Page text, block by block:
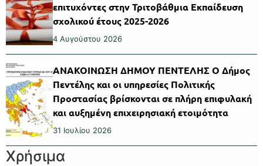
επιτυχόντες στην Τριτοβάθμια Εκπαίδευση
σχολικού έτους 2025-2026
4 Αυγούστου 2026
ΑΝΑΚΟΙΝΩΣΗ ΔΗΜΟΥ ΠΕΝΤΕΛΗΣ Ο Δήμος
Πεντέλης και οι υπηρεσίες Πολιτικής
Προστασίας βρίσκονται σε πλήρη επιφυλακή
και αυξημένη επιχειρησιακή ετοιμότητα
31 Ιουλίου 2026
Χρήσιμα